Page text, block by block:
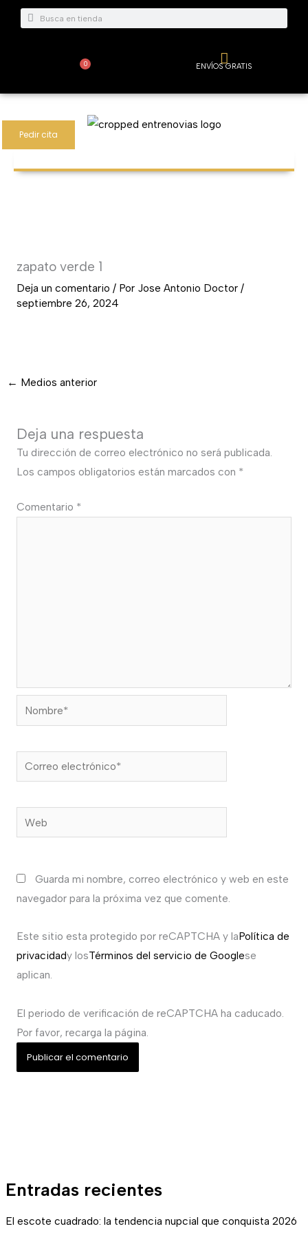
Buscar
Buscar
0
Carrito ENVÍOS GRATIS
Pedir cita
Entradas recientes
El escote cuadrado: la tendencia nupcial que conquista 2026
zapato verde 1
Deja un comentario / Por Jose Antonio Doctor /
septiembre 26, 2024
← Medios anterior
Deja una respuesta
Tu dirección de correo electrónico no será publicada.
Los campos obligatorios están marcados con *
Comentario *
Nombre*
Correo
electrónico*
Web
Guarda mi nombre, correo electrónico y web en este
navegador para la próxima vez que comente.
Este sitio esta protegido por reCAPTCHA y laPolítica de
privacidady losTérminos del servicio de Googlese
aplican.
El periodo de verificación de reCAPTCHA ha caducado.
Por favor, recarga la página.